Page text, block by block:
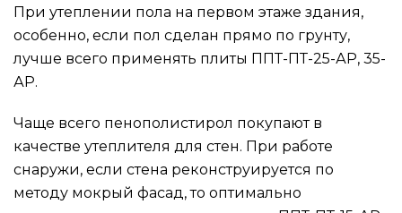
При утеплении пола на первом этаже здания,
особенно, если пол сделан прямо по грунту,
лучше всего применять плиты ППТ-ПТ-25-АР, 35-
АР.
Чаще всего пенополистирол покупают в
качестве утеплителя для стен. При работе
снаружи, если стена реконструируется по
методу мокрый фасад, то оптимально